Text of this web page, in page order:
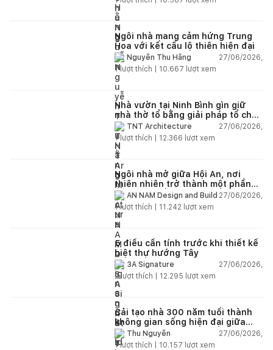
Ngôi nhà mang cảm hứng Trung
Hoa với kết cấu lộ thiên hiện đại
Nguyễn Thu Hằng
27/06/2026,
1lượt thích | 10.667 lượt xem
Nhà vườn tại Ninh Bình gìn giữ
nhà thờ tổ bằng giải pháp tổ chức
lại không gian
TNT Architecture
27/06/2026,
1lượt thích | 12.366 lượt xem
Ngôi nhà mở giữa Hội An, nơi
thiên nhiên trở thành một phần
của cuộc sống
AN NAM Design and Build 27/06/2026,
1lượt thích | 11.242 lượt xem
5 điều cần tính trước khi thiết kế
biệt thự hướng Tây
3A Signature
27/06/2026,
2lượt thích | 12.295 lượt xem
Cải tạo nhà 300 năm tuổi thành
không gian sống hiện đại giữa
thiên nhiên
Thu Nguyễn
27/06/2026,
1lượt thích | 10.157 lượt xem